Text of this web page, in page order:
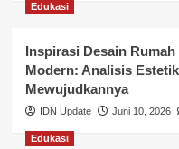
Perpajakan & Keuangan
Profil Wilayah
Sosial & Budaya
Sosial & Kesejahteraan
Edukasi
Inspirasi Desain
Modern: Analisis
Mewujudkannya
IDN Update Juni 10, 2026
Edukasi